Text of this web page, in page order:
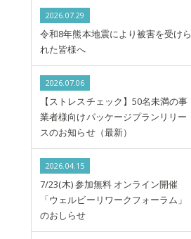
2026.07.29
令和8年熊本地震により被害を受けら
れた皆様へ
2026.07.06
【ストレスチェック】50名未満の事
業者様向けパッケージプランリリー
スのお知らせ（最新）
2026.04.15
7/23(木) 参加無料 オンライン開催
「ウェルビーリワークフォーラム」
のおしらせ